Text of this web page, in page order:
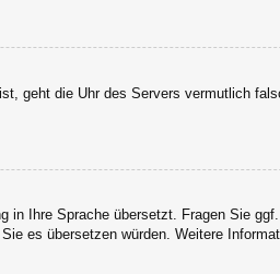
geht die Uhr des Servers vermutlich
Ihre Sprache übersetzt. Fragen Sie
es übersetzen würden. Weitere